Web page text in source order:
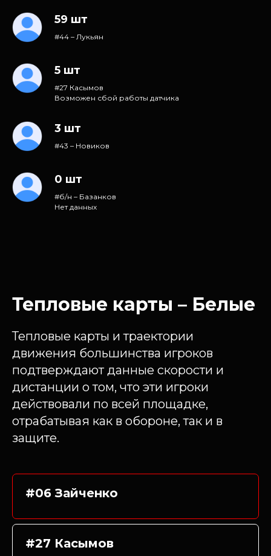
59 шт
#44 – Лукьян
5 шт
#27 Касымов
Возможен сбой работы датчика
3 шт
#43 – Новиков
0 шт
#б/н – Базанков
Нет данных
Тепловые карты – Белые
Тепловые карты и траектории
движения большинства игроков
подтверждают данные скорости и
дистанции о том, что эти игроки
действовали по всей площадке,
отрабатывая как в обороне, так и в
защите.
#06 Зайченко
#27 Касымов